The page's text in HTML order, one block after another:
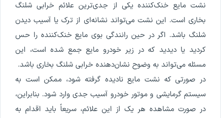
نشت مایع خنک‌کننده یکی از جدی‌ترین علائم خرابی شلنگ
بخاری است. این نشت می‌تواند نشانه‌ای از ترک یا آسیب دیدن
شلنگ باشد. اگر در حین رانندگی بوی مایع خنک‌کننده را حس
کردید یا دیدید که در زیر خودرو مایع جمع شده است، این
مسئله می‌تواند به وضوح نشان‌دهنده خرابی شلنگ بخاری باشد.
در صورتی که نشت مایع نادیده گرفته شود، ممکن است به
سیستم گرمایشی و موتور خودرو آسیب جدی وارد شود. بنابراین،
در صورت مشاهده هر یک از این علائم، سریعاً باید اقدام به